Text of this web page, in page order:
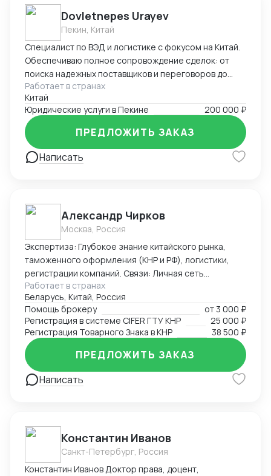
Dovletnepes Urayev
Пекин, Китай
Специалист по ВЭД и логистике с фокусом на Китай.
Обеспечиваю полное сопровождение сделок: от
поиска надежных поставщиков и переговоров до
таможенного оформления и решения
нестандартных задач. Свободно владею китайским,
русским и английским.
Работает в странах
Китай
Юридические услуги в Пекине
200 000 ₽
Написать
ПРЕДЛОЖИТЬ ЗАКАЗ
Александр Чирков
Москва, Россия
Экспертиза: Глубокое знание китайского рынка,
таможенного оформления (КНР и РФ), логистики,
регистрации компаний. Связи: Личная сеть
контактов в китайских таможенных органах, банках,
правительственных структурах (Харбин, Хэйхэ,
Хэйлунцзян, Ченду, Хайнань), среди крупных
корпораций (PetroChina, Sinopec, Haier и другие).
Достижения: Первым легализовал ввоз иван-чая и
меда с чагой в Китай, регистрировал сложную
продукцию в CIFER, организовывал поставки
охраняемых видов рыб и ее икры, поднимал обороты
инвесторами в международных кооперациях в
Работает в странах
Беларусь, Китай, Россия
Помощь брокеру
от 3 000 ₽
Регистрация в системе CIFER ГТУ КНР
25 000 ₽
Регистрация Товарного Знака в КНР
38 500 ₽
Написать
ПРЕДЛОЖИТЬ ЗАКАЗ
Константин Иванов
Санкт-Петербург, Россия
Константин Иванов Доктор права, доцент,